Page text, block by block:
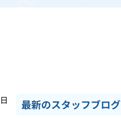
最新のスタッフブログ